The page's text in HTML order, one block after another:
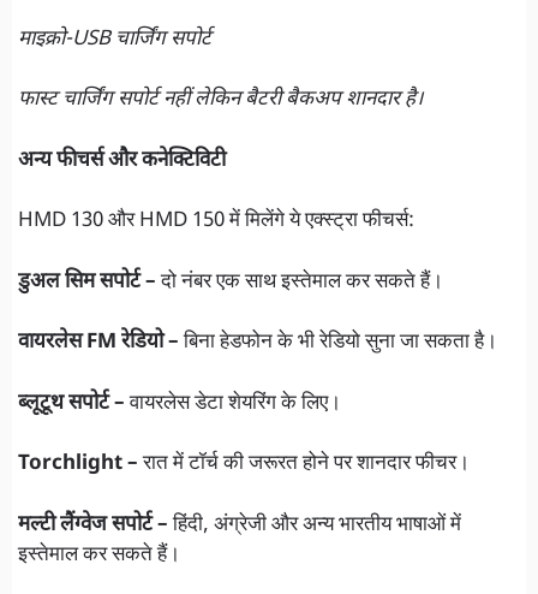
माइक्रो-USB चार्जिंग सपोर्ट
फास्ट चार्जिंग सपोर्ट नहीं लेकिन बैटरी बैकअप शानदार है।
अन्य फीचर्स और कनेक्टिविटी
HMD 130 और HMD 150 में मिलेंगे ये एक्स्ट्रा फीचर्स:
डुअल सिम सपोर्ट –दो नंबर एक साथ इस्तेमाल कर सकते हैं।
वायरलेस FM रेडियो –बिना हेडफोन के भी रेडियो सुना जा सकता है।
ब्लूटूथ सपोर्ट –वायरलेस डेटा शेयरिंग के लिए।
Torchlight –रात में टॉर्च की जरूरत होने पर शानदार फीचर।
मल्टी लैंग्वेज सपोर्ट –हिंदी, अंग्रेजी और अन्य भारतीय भाषाओं में
इस्तेमाल कर सकते हैं।